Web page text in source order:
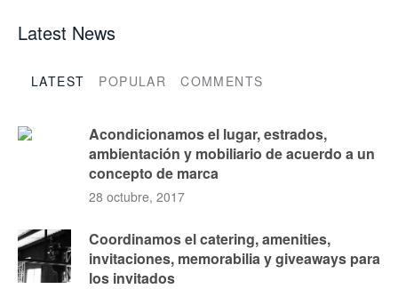
Latest News
LATEST POPULAR COMMENTS
Acondicionamos el lugar, estrados,
ambientación y mobiliario de acuerdo a un
concepto de marca
28 octubre, 2017
Coordinamos el catering, amenities,
invitaciones, memorabilia y giveaways para
los invitados